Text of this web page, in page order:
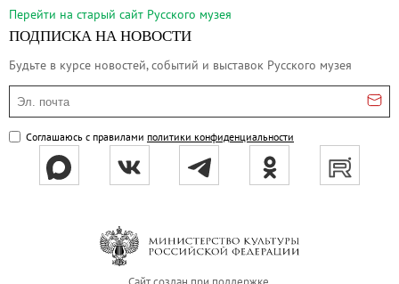
Михайловский дворец
Корпус Бенуа
Михайловский (Инженерный) замок
Мраморный дворец
Строгановский дворец
Домик Петра I
Летний дворец Петра I
Западный павильон Михайловского
Восточный павильон Михайловского
Перейти на cтарый сайт Русского музея
ПОДПИСКА НА НОВОСТИ
Будьте в курсе новостей, событий и выставок Русского музея
Эл. почта
Соглашаюсь с правилами политики конфиденциальности